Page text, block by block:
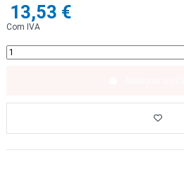
13,53 €
Com IVA